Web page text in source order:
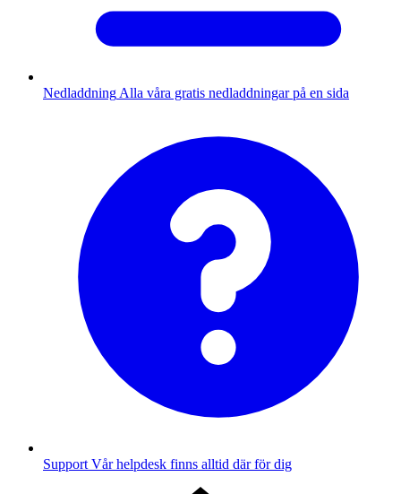
Nedladdning Alla våra gratis nedladdningar på en sida
Support Vår helpdesk finns alltid där för dig